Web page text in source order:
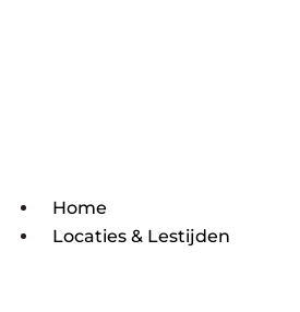
Home
Locaties & Lestijden